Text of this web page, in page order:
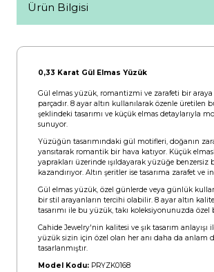
Ürün Bilgisi
0,33 Karat Gül Elmas Yüzük
Gül elmas yüzük, romantizmi ve zarafeti bir
parçadır. 8 ayar altın kullanılarak özenle üretilen
şeklindeki tasarımı ve küçük elmas detaylarıyla
sunuyor.
Yüzüğün tasarımındaki gül motifleri, doğanın
yansıtarak romantik bir hava katıyor. Küçük
yaprakları üzerinde ışıldayarak yüzüğe benzersiz
kazandırıyor. Altın şeritler ise tasarıma zarafet ve
Gül elmas yüzük, özel günlerde veya günlük
bir stil arayanların tercihi olabilir. 8 ayar altın
tasarımı ile bu yüzük, takı koleksiyonunuzda özel
Cahide Jewelry'nin kalitesi ve şık tasarım anlayışı
yüzük sizin için özel olan her anı daha da anlam
tasarlanmıştır.
Model Kodu: PRYZK0168